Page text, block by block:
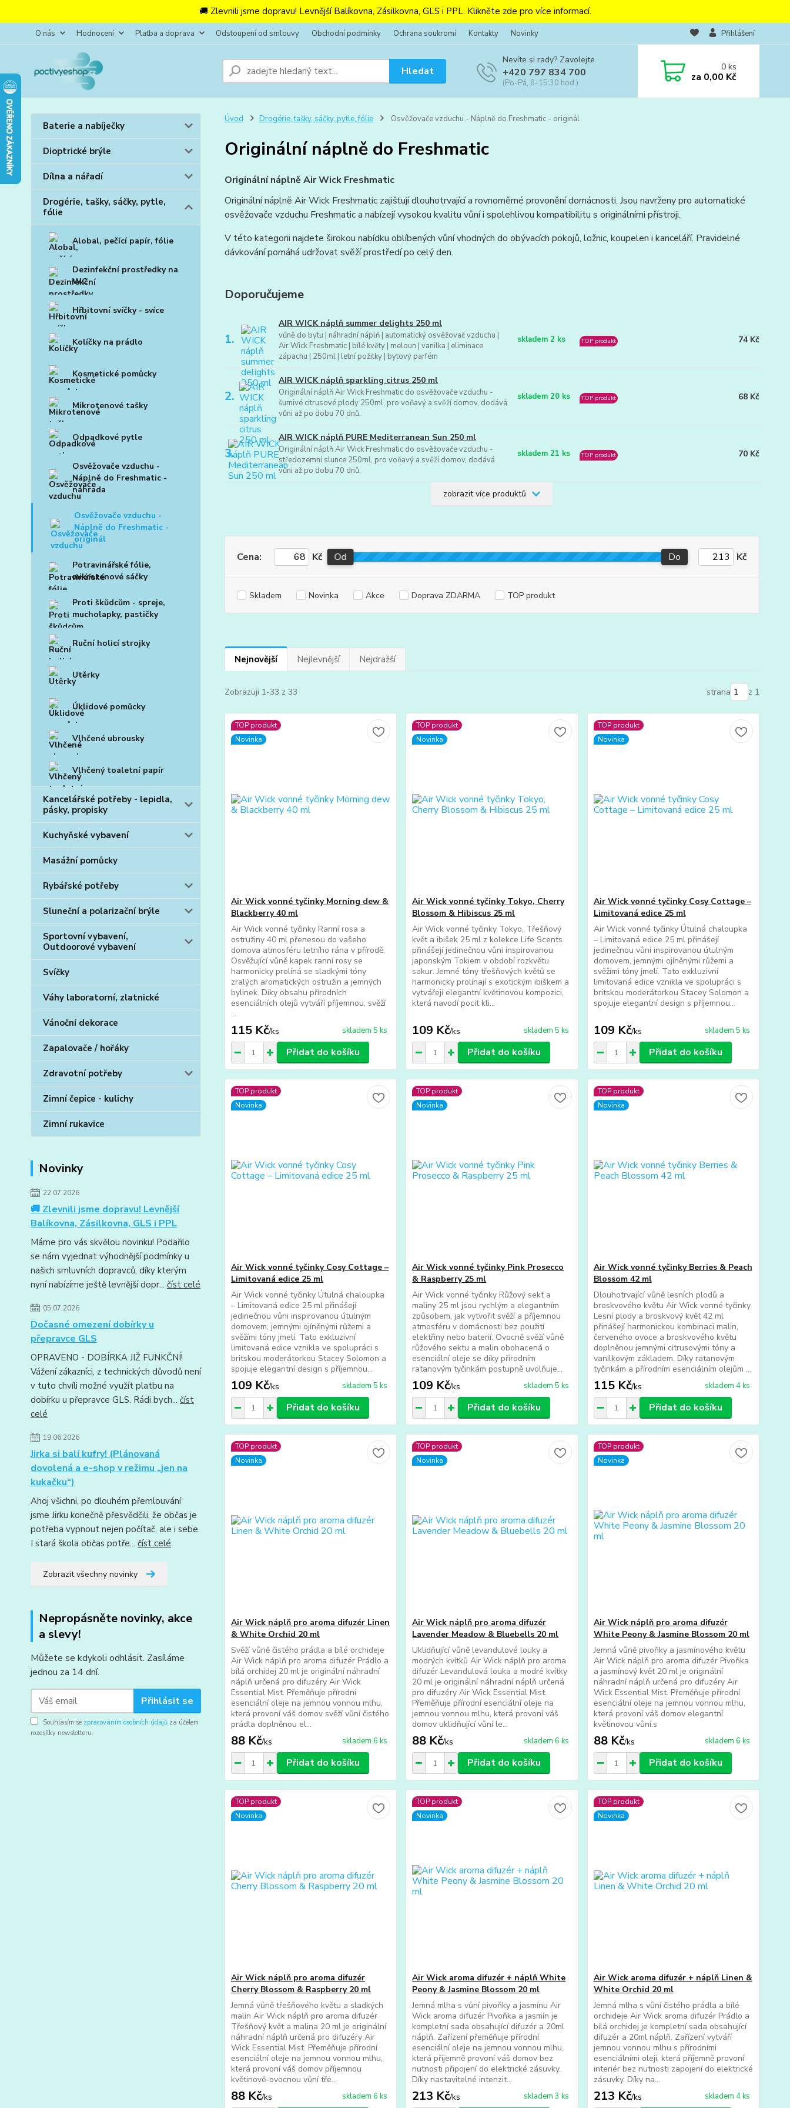
🚚 Zlevnili jsme dopravu! Levnější Balíkovna, Zásilkovna, GLS i PPL. Klikněte zde pro více informací.
O nás Hodnocení Platba a doprava Odstoupení od smlouvy Obchodní podmínky Ochrana soukromí Kontakty Novinky Přihlášení
Hledat
Nevíte si rady? Zavolejte.
+420 797 834 700
(Po-Pá, 8-15:30 hod.)
0ks
za 0,00 Kč
Baterie a nabíječky
Dioptrické brýle
Dílna a nářadí
Drogérie, tašky, sáčky, pytle,
fólie
Alobal, pečící papír, fólie
Dezinfekční prostředky na
WC
Hřbitovní svíčky - svíce
Kolíčky na prádlo
Kosmetické pomůcky
Mikrotenové tašky
Odpadkové pytle
Osvěžovače vzduchu -
Náplně do Freshmatic -
náhrada
Osvěžovače vzduchu -
Náplně do Freshmatic -
originál
Potravinářské fólie,
mikrotenové sáčky
Proti škůdcům - spreje,
mucholapky, pastičky
Ruční holicí strojky
Utěrky
Úklidové pomůcky
Vlhčené ubrousky
Vlhčený toaletní papír
Kancelářské potřeby - lepidla,
pásky, propisky
Kuchyňské vybavení
Masážní pomůcky
Rybářské potřeby
Sluneční a polarizační brýle
Sportovní vybavení,
Outdoorové vybavení
Svíčky
Váhy laboratorní, zlatnické
Vánoční dekorace
Zapalovače / hořáky
Zdravotní potřeby
Zimní čepice - kulichy
Zimní rukavice
Novinky
22.07.2026
🚚 Zlevnili jsme dopravu! Levnější
Balíkovna, Zásilkovna, GLS i PPL
Máme pro vás skvělou novinku! Podařilo
se nám vyjednat výhodnější podmínky u
našich smluvních dopravců, díky kterým
nyní nabízíme ještě levnější dopr... číst celé
05.07.2026
Dočasné omezení dobírky u
přepravce GLS
OPRAVENO - DOBÍRKA JIŽ FUNKČNÍ!
Vážení zákazníci, z technických důvodů není
v tuto chvíli možné využít platbu na
dobírku u přepravce GLS. Rádi bych... číst
celé
19.06.2026
Jirka si balí kufry! (Plánovaná
dovolená a e-shop v režimu „jen na
kukačku“)
Ahoj všichni, po dlouhém přemlouvání
jsme Jirku konečně přesvědčili, že občas je
potřeba vypnout nejen počítač, ale i sebe.
I stará škola občas potře... číst celé
Zobrazit všechny novinky
Nepropásněte novinky, akce
a slevy!
Můžete se kdykoli odhlásit. Zasíláme
jednou za 14 dní.
Přihlásit se
Souhlasím se zpracováním osobních údajů za účelem
rozesílky newsletteru.
Úvod Drogérie, tašky, sáčky, pytle, fólie Osvěžovače vzduchu - Náplně do Freshmatic - originál
Originální náplně do Freshmatic
Originální náplně Air Wick Freshmatic
Originální náplně Air Wick Freshmatic zajišťují dlouhotrvající a rovnoměrné provonění domácnosti. Jsou navrženy pro automatické
osvěžovače vzduchu Freshmatic a nabízejí vysokou kvalitu vůní i spolehlivou kompatibilitu s originálními přístroji.
V této kategorii najdete širokou nabídku oblíbených vůní vhodných do obývacích pokojů, ložnic, koupelen i kanceláří. Pravidelné
dávkování pomáhá udržovat svěží prostředí po celý den.
Doporučujeme
1.
AIR WICK náplň summer delights 250 ml
vůně do bytu | náhradní náplň | automatický osvěžovač vzduchu |
Air Wick Freshmatic | bílé květy | meloun | vanilka | eliminace
zápachu | 250ml | letní požitky | bytový parfém
skladem 2 ks TOP produkt 74 Kč
2.
AIR WICK náplň sparkling citrus 250 ml
Originální náplň Air Wick Freshmatic do osvěžovače vzduchu -
šumivé citrusové plody 250ml, pro voňavý a svěží domov, dodává
vůni až po dobu 70 dnů.
skladem 20 ks TOP produkt 68 Kč
3.
AIR WICK náplň PURE Mediterranean Sun 250 ml
Originální náplň Air Wick Freshmatic do osvěžovače vzduchu -
středozemní slunce 250ml, pro voňavý a svěží domov, dodává
vůni až po dobu 70 dnů.
skladem 21 ks TOP produkt 70 Kč
zobrazit více produktů
Cena: Kč Od Do Kč
Skladem Novinka Akce Doprava ZDARMA TOP produkt
Nejnovější Nejlevnější Nejdražší
Zobrazuji 1-33 z 33 strana z 1
TOP produkt
Novinka
Air Wick vonné tyčinky Morning dew &
Blackberry 40 ml
Air Wick vonné tyčinky Ranní rosa a
ostružiny 40 ml přenesou do vašeho
domova atmosféru letního rána v přírodě.
Osvěžující vůně kapek ranní rosy se
harmonicky prolíná se sladkými tóny
zralých aromatických ostružin a jemných
bylinek. Díky obsahu přírodních
esenciálních olejů vytváří příjemnou, svěží
...
115 Kč/ks skladem 5 ks
Přidat do košíku
TOP produkt
Novinka
Air Wick vonné tyčinky Tokyo, Cherry
Blossom & Hibiscus 25 ml
Air Wick vonné tyčinky Tokyo, Třešňový
květ a ibišek 25 ml z kolekce Life Scents
přinášejí jedinečnou vůni inspirovanou
japonským Tokiem v období rozkvětu
sakur. Jemné tóny třešňových květů se
harmonicky prolínají s exotickým ibiškem a
vytvářejí elegantní květinovou kompozici,
která navodí pocit kli...
109 Kč/ks skladem 5 ks
Přidat do košíku
TOP produkt
Novinka
Air Wick vonné tyčinky Cosy Cottage –
Limitovaná edice 25 ml
Air Wick vonné tyčinky Útulná chaloupka
– Limitovaná edice 25 ml přinášejí
jedinečnou vůni inspirovanou útulným
domovem, jemnými ojíněnými růžemi a
svěžími tóny jmelí. Tato exkluzivní
limitovaná edice vznikla ve spolupráci s
britskou moderátorkou Stacey Solomon a
spojuje elegantní design s příjemnou...
109 Kč/ks skladem 5 ks
Přidat do košíku
TOP produkt
Novinka
Air Wick vonné tyčinky Cosy Cottage –
Limitovaná edice 25 ml
Air Wick vonné tyčinky Útulná chaloupka
– Limitovaná edice 25 ml přinášejí
jedinečnou vůni inspirovanou útulným
domovem, jemnými ojíněnými růžemi a
svěžími tóny jmelí. Tato exkluzivní
limitovaná edice vznikla ve spolupráci s
britskou moderátorkou Stacey Solomon a
spojuje elegantní design s příjemnou...
109 Kč/ks skladem 5 ks
Přidat do košíku
TOP produkt
Novinka
Air Wick vonné tyčinky Pink Prosecco
& Raspberry 25 ml
Air Wick vonné tyčinky Růžový sekt a
maliny 25 ml jsou rychlým a elegantním
způsobem, jak vytvořit svěží a příjemnou
atmosféru v domácnosti bez použití
elektřiny nebo baterií. Ovocně svěží vůně
růžového sektu a malin obohacená o
esenciální oleje se díky přírodním
ratanovým tyčinkám postupně uvolňuje...
109 Kč/ks skladem 5 ks
Přidat do košíku
TOP produkt
Novinka
Air Wick vonné tyčinky Berries & Peach
Blossom 42 ml
Dlouhotrvající vůně lesních plodů a
broskvového květu Air Wick vonné tyčinky
Lesní plody a broskvový květ 42 ml
přinášejí harmonickou kombinaci malin,
červeného ovoce a broskvového květu
doplněnou jemnými citrusovými tóny a
vanilkovým základem. Díky ratanovým
tyčinkám a přírodním esenciálním olejům ...
115 Kč/ks skladem 4 ks
Přidat do košíku
TOP produkt
Novinka
Air Wick náplň pro aroma difuzér Linen
& White Orchid 20 ml
Svěží vůně čistého prádla a bílé orchideje
Air Wick náplň pro aroma difuzér Prádlo a
bílá orchidej 20 ml je originální náhradní
náplň určená pro difuzéry Air Wick
Essential Mist. Přeměňuje přírodní
esenciální oleje na jemnou vonnou mlhu,
která provoní váš domov svěží vůní čistého
prádla doplněnou el...
88 Kč/ks skladem 6 ks
Přidat do košíku
TOP produkt
Novinka
Air Wick náplň pro aroma difuzér
Lavender Meadow & Bluebells 20 ml
Uklidňující vůně levandulové louky a
modrých kvítků Air Wick náplň pro aroma
difuzér Levandulová louka a modré kvítky
20 ml je originální náhradní náplň určená
pro difuzéry Air Wick Essential Mist.
Přeměňuje přírodní esenciální oleje na
jemnou vonnou mlhu, která provoní váš
domov uklidňující vůní le...
88 Kč/ks skladem 6 ks
Přidat do košíku
TOP produkt
Novinka
Air Wick náplň pro aroma difuzér
White Peony & Jasmine Blossom 20 ml
Jemná vůně pivoňky a jasmínového květu
Air Wick náplň pro aroma difuzér Pivoňka
a jasmínový květ 20 ml je originální
náhradní náplň určená pro difuzéry Air
Wick Essential Mist. Přeměňuje přírodní
esenciální oleje na jemnou vonnou mlhu,
která provoní váš domov elegantní
květinovou vůní.s
88 Kč/ks skladem 6 ks
Přidat do košíku
TOP produkt
Novinka
Air Wick náplň pro aroma difuzér
Cherry Blossom & Raspberry 20 ml
Jemná vůně třešňového květu a sladkých
malin Air Wick náplň pro aroma difuzér
Třešňový květ a malina 20 ml je originální
náhradní náplň určená pro difuzéry Air
Wick Essential Mist. Přeměňuje přírodní
esenciální oleje na jemnou vonnou mlhu,
která provoní váš domov příjemnou
květinově-ovocnou vůní tře...
88 Kč/ks skladem 6 ks
TOP produkt
Novinka
Air Wick aroma difuzér + náplň White
Peony & Jasmine Blossom 20 ml
Jemná mlha s vůní pivoňky a jasmínu Air
Wick aroma difuzér Pivoňka a jasmín je
kompletní sada obsahující difuzér a 20ml
náplň. Zařízení přeměňuje přírodní
esenciální oleje na jemnou vonnou mlhu,
která příjemně provoní váš domov bez
nutnosti připojení do elektrické zásuvky.
Díky nastavitelné intenzit...
213 Kč/ks skladem 3 ks
TOP produkt
Novinka
Air Wick aroma difuzér + náplň Linen &
White Orchid 20 ml
Jemná mlha s vůní čistého prádla a bílé
orchideje Air Wick aroma difuzér Prádlo a
bílá orchidej je kompletní sada obsahující
difuzér a 20ml náplň. Zařízení vytváří
jemnou vonnou mlhu s přírodními
esenciálními oleji, která příjemně provoní
interiér bez nutnosti zapojení do elektrické
zásuvky. Díky na...
213 Kč/ks skladem 4 ks